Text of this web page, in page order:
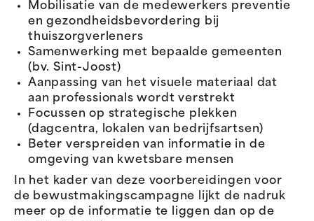
Mobilisatie van de medewerkers preventie
en gezondheidsbevordering bij
thuiszorgverleners
Samenwerking met bepaalde gemeenten
(bv. Sint-Joost)
Aanpassing van het visuele materiaal dat
aan professionals wordt verstrekt
Focussen op strategische plekken
(dagcentra, lokalen van bedrijfsartsen)
Beter verspreiden van informatie in de
omgeving van kwetsbare mensen
In het kader van deze voorbereidingen voor
de bewustmakingscampagne lijkt de nadruk
meer op de informatie te liggen dan op de